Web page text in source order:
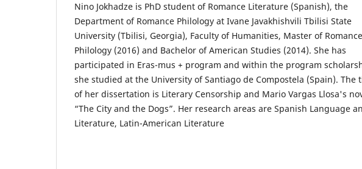
Nino Jokhadze is PhD student of Romance Literature (Spanish), the
Department of Romance Philology at Ivane Javakhishvili Tbilisi State
University (Tbilisi, Georgia), Faculty of Humanities, Master of Romance
Philology (2016) and Bachelor of American Studies (2014). She has
participated in Eras-mus + program and within the program
she studied at the University of Santiago de Compostela (Spain). The
of her dissertation is Literary Censorship and Mario Vargas Llosa's
“The City and the Dogs”. Her research areas are Spanish Language
Literature, Latin-American Literature